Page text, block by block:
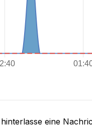
hinterlasse eine